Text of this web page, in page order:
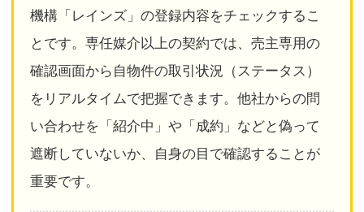
機構「レインズ」の登録内容をチェックするこ
とです。専任媒介以上の契約では、売主専用の
確認画面から自物件の取引状況（ステータス）
をリアルタイムで把握できます。他社からの問
い合わせを「紹介中」や「成約」などと偽って
遮断していないか、自身の目で確認することが
重要です。